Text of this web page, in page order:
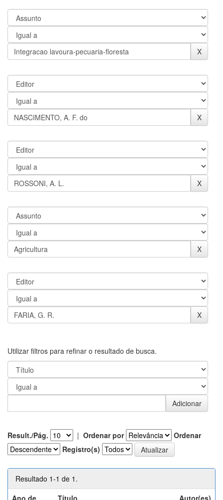
Utilizar filtros para refinar o resultado de busca.
Result./Pág. | Ordenar por
Ordenar
Registro(s)
Resultado 1-1 de 1.
Ano de
Título Autor(es)